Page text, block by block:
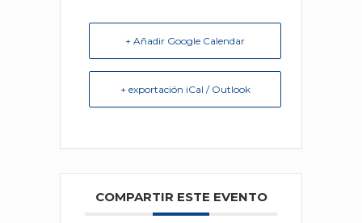
+ Añadir Google Calendar
+ exportación iCal / Outlook
COMPARTIR ESTE EVENTO